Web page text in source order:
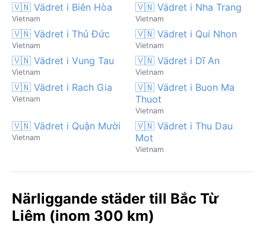
🇻🇳 Vädret i Biên Hòa
Vietnam
🇻🇳 Vädret i Nha Trang
Vietnam
🇻🇳 Vädret i Thủ Đức
Vietnam
🇻🇳 Vädret i Qui Nhon
Vietnam
🇻🇳 Vädret i Vung Tau
Vietnam
🇻🇳 Vädret i Dĩ An
Vietnam
🇻🇳 Vädret i Rach Gia
Vietnam
🇻🇳 Vädret i Buon Ma
Thuot
Vietnam
🇻🇳 Vädret i Quận Mười
Vietnam
🇻🇳 Vädret i Thu Dau
Mot
Vietnam
Närliggande städer till Bắc Từ
Liêm (inom 300 km)